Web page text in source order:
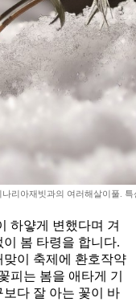
나리아재빗과의 여러해살이풀. 특
하얗게 변했다며 겨
봄 타령을 합니다.
맞이 축제에 환호작약
피는 봄을 애타게 기
다 잘 아는 꽃이 바